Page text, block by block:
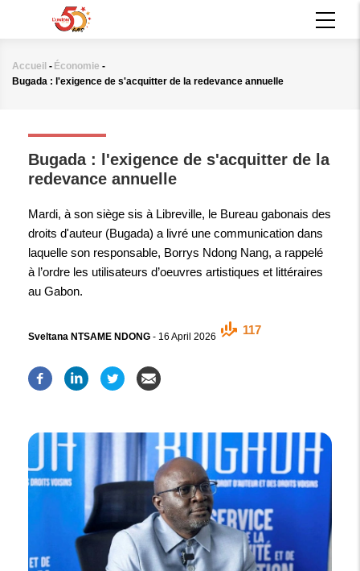
principal
Fil
Accueil - Économie -
Bugada : l'exigence de s'acquitter de la redevance annuelle
Bugada : l'exigence de s'acquitter de la
redevance annuelle
Mardi, à son siège sis à Libreville, le Bureau gabonais des
droits d'auteur (Bugada) a livré une communication dans
laquelle son responsable, Borrys Ndong Nang, a rappelé
à l’ordre les utilisateurs d’oeuvres artistiques et littéraires
au Gabon.
Sveltana NTSAME NDONG - 16 April 2026
117